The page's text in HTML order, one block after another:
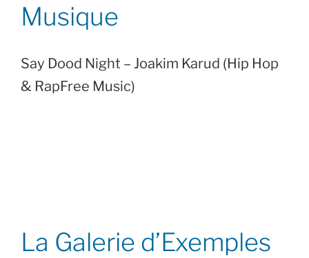
Musique
Say Dood Night – Joakim Karud (Hip Hop
& RapFree Music)
La Galerie d’Exemples